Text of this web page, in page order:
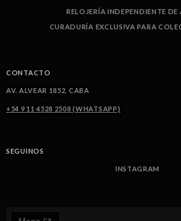
RELOJERÍA INDEPENDIENTE DE
CURADURÍA EXCLUSIVA PARA
CONTACTO
AV. ALVEAR 1852, CABA
+54 9 11 4528 2508 (WHATSAPP)
SEGUINOS
INSTAGRAM